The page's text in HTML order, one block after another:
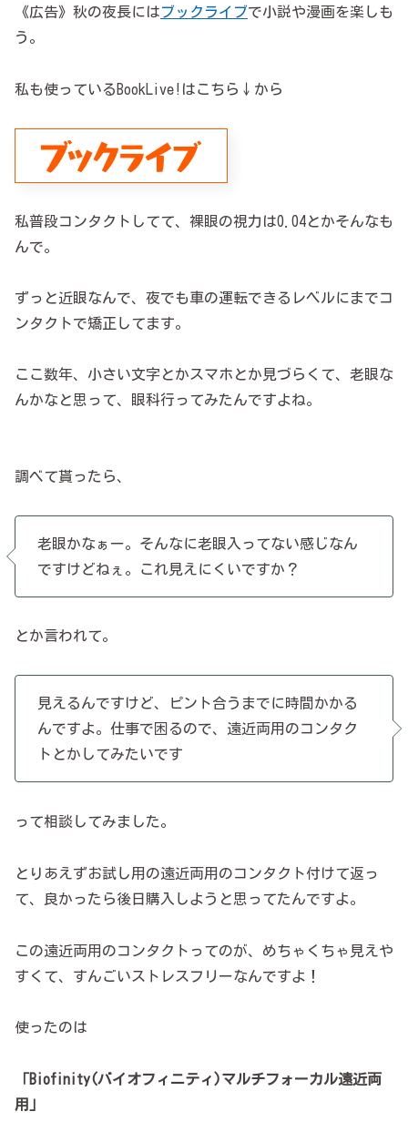
《広告》秋の夜長にはブックライブで小説や漫画を楽しも
う。
私も使っているBookLive!はこちら↓から
私普段コンタクトしてて、裸眼の視力は0.04とかそんなも
んで。
ずっと近眼なんで、夜でも車の運転できるレベルにまでコ
ンタクトで矯正してます。
ここ数年、小さい文字とかスマホとか見づらくて、老眼な
んかなと思って、眼科行ってみたんですよね。
調べて貰ったら、
老眼かなぁー。そんなに老眼入ってない感じなん
ですけどねぇ。これ見えにくいですか？
とか言われて。
見えるんですけど、ピント合うまでに時間かかる
んですよ。仕事で困るので、遠近両用のコンタク
トとかしてみたいです
って相談してみました。
とりあえずお試し用の遠近両用のコンタクト付けて返っ
て、良かったら後日購入しようと思ってたんですよ。
この遠近両用のコンタクトってのが、めちゃくちゃ見えや
すくて、すんごいストレスフリーなんですよ！
使ったのは
「Biofinity(バイオフィニティ)マルチフォーカル遠近両
用」